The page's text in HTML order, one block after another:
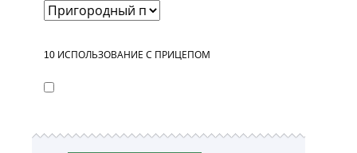
10 ИСПОЛЬЗОВАНИЕ С ПРИЦЕПОМ